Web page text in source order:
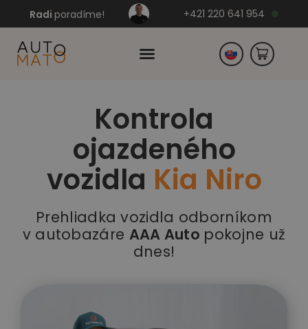
Radi poradíme! +421 220 641 954
Kontrola
ojazdeného
vozidla Kia Niro
Prehliadka vozidla odborníkom
v autobazáre AAA Auto pokojne už
dnes!